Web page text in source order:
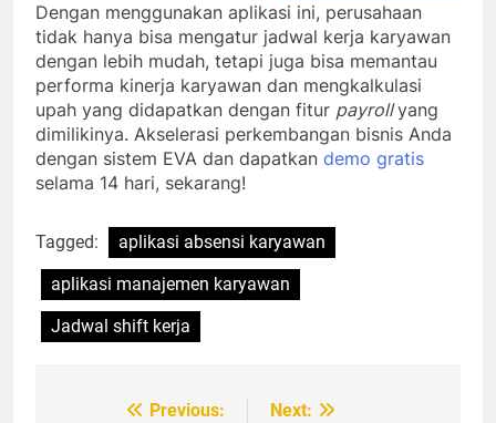
Dengan menggunakan aplikasi ini, perusahaan
tidak hanya bisa mengatur jadwal kerja karyawan
dengan lebih mudah, tetapi juga bisa memantau
performa kinerja karyawan dan mengkalkulasi
upah yang didapatkan dengan fitur payrollyang
dimilikinya. Akselerasi perkembangan bisnis Anda
dengan sistem EVA dan dapatkan demo gratis
selama 14 hari, sekarang!
Tagged:
aplikasi absensi karyawan
aplikasi manajemen karyawan
Jadwal shift kerja
Previous:
Next: